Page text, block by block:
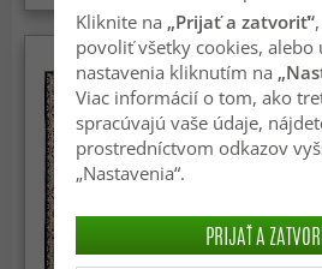
Kliknite na „Prijať a zatvoriť“
povoliť všetky cookies, alebo
nastavenia kliknutím na
Viac informácií o tom, ako
spracúvajú vaše údaje,
prostredníctvom odkazov
„Nastavenia“.
PRIJAŤ A